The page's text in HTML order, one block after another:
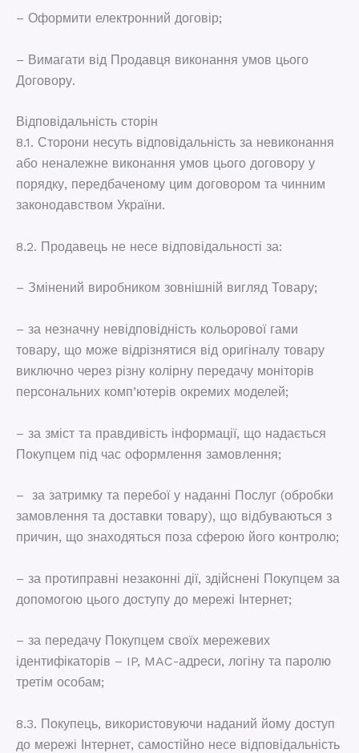
– Оформити електронний договір;
– Вимагати від Продавця виконання умов цього
Договору.
Відповідальність сторін
8.1. Сторони несуть відповідальність за невиконання
або неналежне виконання умов цього договору у
порядку, передбаченому цим договором та чинним
законодавством України.
8.2. Продавець не несе відповідальності за:
– Змінений виробником зовнішній вигляд Товару;
– за незначну невідповідність кольорової гами
товару, що може відрізнятися від оригіналу товару
виключно через різну колірну передачу моніторів
персональних комп’ютерів окремих моделей;
– за зміст та правдивість інформації, що надається
Покупцем під час оформлення замовлення;
– за затримку та перебої у наданні Послуг (обробки
замовлення та доставки товару), що відбуваються з
причин, що знаходяться поза сферою його контролю;
– за протиправні незаконні дії, здійснені Покупцем за
допомогою цього доступу до мережі Інтернет;
– за передачу Покупцем своїх мережевих
ідентифікаторів – IP, MAC-адреси, логіну та паролю
третім особам;
8.3. Покупець, використовуючи наданий йому доступ
до мережі Інтернет, самостійно несе відповідальність